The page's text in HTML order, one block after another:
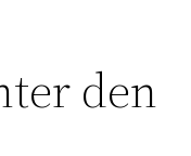
den